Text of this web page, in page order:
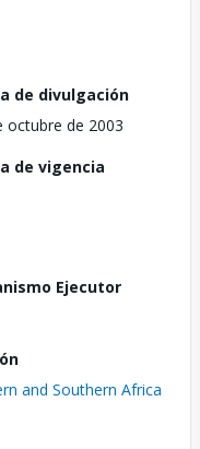
de divulgación
octubre de 2003
de vigencia
Ejecutor
and Southern Africa